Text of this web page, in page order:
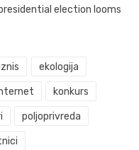
election looms
ekologija
konkurs
poljoprivreda